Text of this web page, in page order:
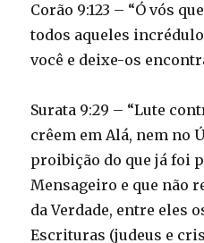
Corão 9:123 – “Ó vós
todos aqueles
você e deixe-os
Surata 9:29 – “Lute
crêem em Alá, nem no
proibição do que já foi
Mensageiro e que não
da Verdade, entre eles
Escrituras (judeus e